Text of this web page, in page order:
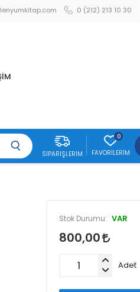
0 (212) 213 10 30
SIPARIŞLERIM
0
FAVORILERIM
Stok Durumu: VAR
800,00
Adet